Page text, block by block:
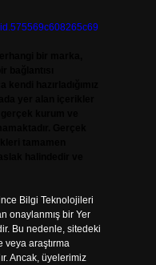
Bilgi Teknolojileri
onaylanmış bir Yer
Bu nedenle, sitedeki
araştırma
Ancak, üyelerimiz